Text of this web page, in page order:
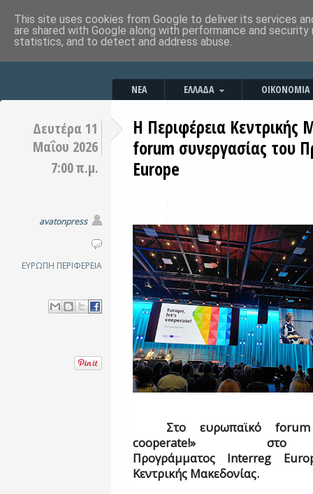
ΝΕΑ ΕΛΛΑΔΑ ΟΙΚΟΝΟΜΙΑ
Δευτέρα 11
Μαΐου 2026
7:00 π.μ.
avatonpress
ΕΥΡΩΠΗ ΠΕΡΙΦΕΡΕΙΑ
Η Περιφέρεια Κεντρικής
forum συνεργασίας του
Europe
Στο ευρωπαϊκόforum
cooperate!»
Προγράμματος Interreg
Κεντρικής Μακεδονίας.
This site uses cookies from Google to deliver its services
are shared with Google along with performance and
statistics, and to detect and address abuse.